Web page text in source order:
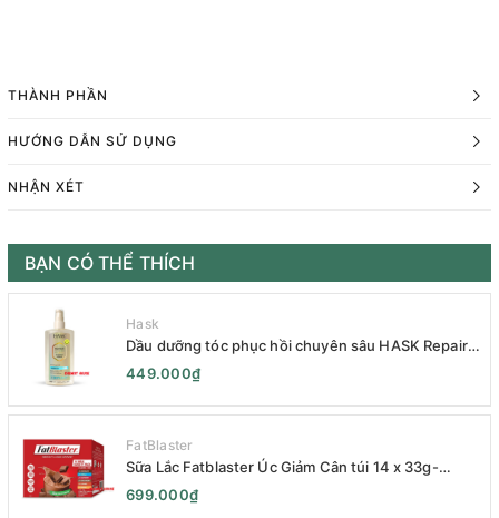
THÀNH PHẦN
HƯỚNG DẪN SỬ DỤNG
NHẬN XÉT
BẠN CÓ THỂ THÍCH
Hask
Dầu dưỡng tóc phục hồi chuyên sâu HASK Repair
Series 120mL- HASK Repair Series Intensive Repair
449.000₫
FatBlaster
Sữa Lắc Fatblaster Úc Giảm Cân túi 14 x 33g-
Naturopathica Fatblaster Weight Loss Shake
Variety Pack 14 x 33g - Sữa Giảm Cân
699.000₫